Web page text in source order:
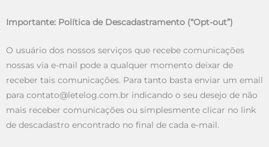
Importante: Política de Descadastramento (“Opt-out”)
O usuário dos nossos serviços que recebe comunicações
nossas via e-mail pode a qualquer momento deixar de
receber tais comunicações. Para tanto basta enviar um email
para contato@letelog.com.br indicando o seu desejo de não
mais receber comunicações ou simplesmente clicar no link
de descadastro encontrado no final de cada e-mail.